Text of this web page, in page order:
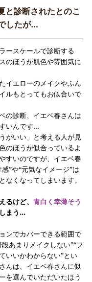
と診断されたとのこ
したが…
ースケールで診断する
のほうが肌色や雰囲気に
イエローのメイクやふん
ルもとってもお似合いで
の診断、イエベ春さんは
いんです…
がいい」と考える人が見
のほうが似合っているよ
すいのですが、イエベ春
”や“元気なイメージ”は
なくなってしまいます。
るけど、 青白く幸薄そう
まう…
ンでカバーできる範囲で
あまりメイクしない”“フ
いいかわからない”とい
んは、イエベ春さんに似
を選んでいただいたほう